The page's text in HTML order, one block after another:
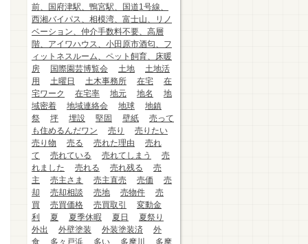
前、国府津駅、鴨宮駅、国道1号線、
西湘バイパス、相模湾、富士山、リノ
ベーション、仲介手数料不要、高層
階、アイワハウス、小田原市酒匂、フ
ィットネスルーム、ペット飼育、床暖
房
国際園芸博覧会 土地
土地活
用
土曜日 土木事務所 在宅
在
宅ワーク
在宅率 地元 地名
地
域密着
地域連絡会 地球
地鎮
祭
坪 埋設 堅固 壁紙
売って
も住めるんだワン
売り
売りたい
売り物
売る 売れた理由
売れ
て
売れている 売れてしまう
売
れました
売れる 売れ残る
売
主
売主さま 売主直売 売価
売
却
売却相談 売地 売物件
売
買
売買価格 売買取引
変動金
利
夏 夏季休暇 夏日
夏祭り
外出
外壁塗装 外装塗装済
外
食
多々戸浜 多い 多摩川
多摩